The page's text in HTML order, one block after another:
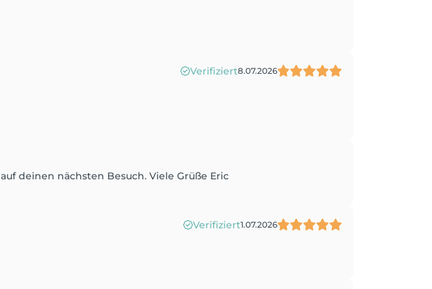
Verifiziert8.07.2026
deinen nächsten Besuch. Viele Grüße Eric
Verifiziert1.07.2026